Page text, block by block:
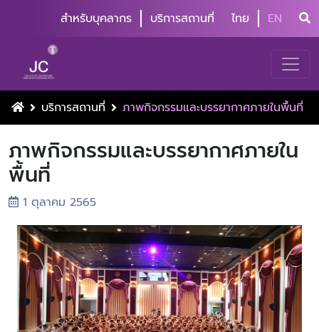
สำหรับบุคลากร บริการสถานที่ ไทย EN
บริการสถานที่ ภาพกิจกรรมและบรรยากาศภายในพื้นที่
ภาพกิจกรรมและบรรยากาศภายใน
พื้นที่
1 ตุลาคม 2565